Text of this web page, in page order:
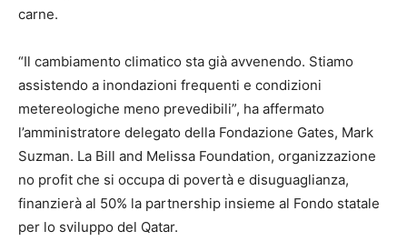
carne.
“Il cambiamento climatico sta già avvenendo. Stiamo
assistendo a inondazioni frequenti e condizioni
metereologiche meno prevedibili”, ha affermato
l’amministratore delegato della Fondazione Gates, Mark
Suzman. La Bill and Melissa Foundation, organizzazione
no profit che si occupa di povertà e disuguaglianza,
finanzierà al 50% la partnership insieme al Fondo statale
per lo sviluppo del Qatar.